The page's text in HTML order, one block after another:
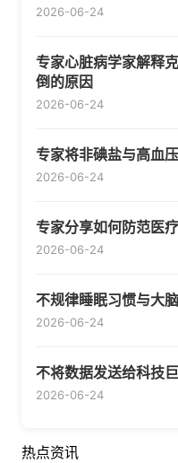
2026-06-24
专家心脏病学家解释
倒的原因
2026-06-24
专家将非碘盐与高血
2026-06-24
专家分享如何防范医
2026-06-24
不规律睡眠习惯与大
2026-06-24
不将数据发送给科技
2026-06-24
热点资讯